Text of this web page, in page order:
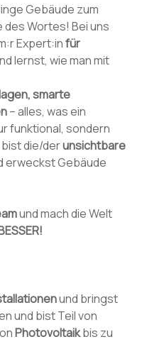
Gebäude zum
des Wortes! Bei uns
Expert:infür
lernst, wie man mit
smarte
– alles, was ein
funktional, sondern
die/derunsichtbare
erweckst Gebäude
und mach die Welt
und bringst
und bist Teil von
Photovoltaikbis zu